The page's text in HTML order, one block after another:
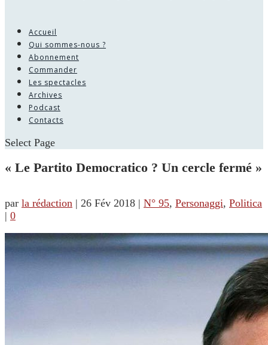
Accueil
Qui sommes-nous ?
Abonnement
Commander
Les spectacles
Archives
Podcast
Contacts
Select Page
« Le Partito Democratico ? Un cercle fermé »
par la rédaction | 26 Fév 2018 | N° 95, Personaggi, Politica
| 0